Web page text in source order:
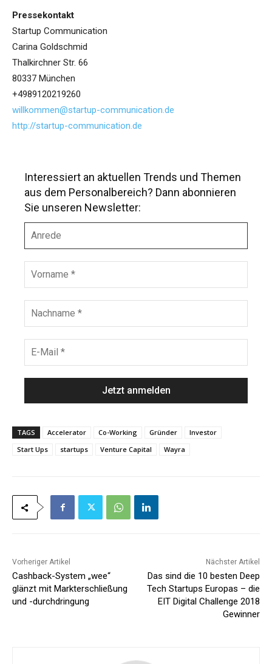
Pressekontakt
Startup Communication
Carina Goldschmid
Thalkirchner Str. 66
80337 München
+4989120219260
willkommen@startup-communication.de
http://startup-communication.de
Interessiert an aktuellen Trends und Themen
aus dem Personalbereich? Dann abonnieren
Sie unseren Newsletter:
r
e
e
r
n
m
c
h
a
M
a
l
TAGS Accelerator Co-Working Gründer
Investor
Start Ups
startups Venture Capital Wayra
Vorheriger Artikel
Cashback-System „wee“
glänzt mit Markterschließung
und -durchdringung
Nächster Artikel
Das sind die 10 besten Deep
Tech Startups Europas – die
EIT Digital Challenge 2018
Gewinner